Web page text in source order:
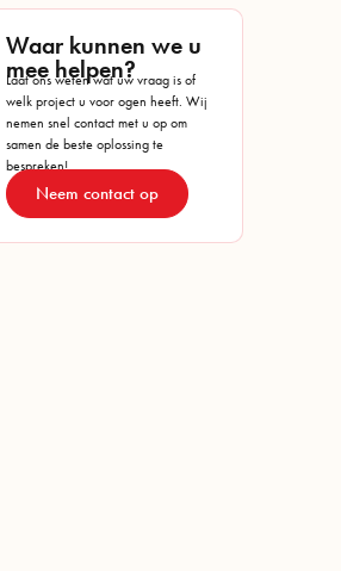
Waar kunnen we u
mee helpen?
Laat ons weten wat uw vraag is of
welk project u voor ogen heeft. Wij
nemen snel contact met u op om
samen de beste oplossing te
bespreken!
Neem contact op